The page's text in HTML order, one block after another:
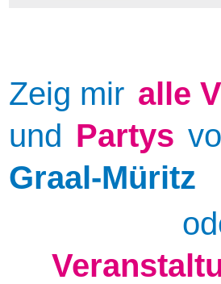
Zeig mir alle
und Partys
Graal-Müritz